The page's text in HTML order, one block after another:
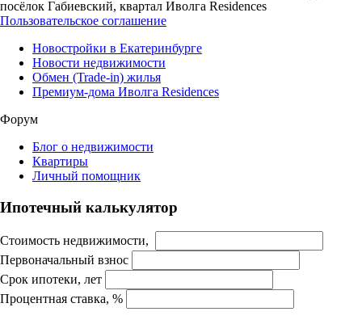
посёлок Габиевский, квартал Иволга Residences
Пользовательское соглашение
Новостройки в Екатеринбурге
Новости недвижимости
Обмен (Trade-in) жилья
Премиум-дома Иволга Residences
Форум
Блог о недвижимости
Квартиры
Личный помощник
Ипотечный калькулятор
Стоимость недвижимости,
Первоначальный взнос
Срок ипотеки, лет
Процентная ставка, %